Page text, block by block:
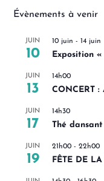
Évènements à venir
JUIN
10
10 juin -14 juin
Exposition
JUIN
13
14h00
CONCERT :
JUIN
17
14h30
Thé
JUIN
19
21h00 -22h00
FÊTE DE